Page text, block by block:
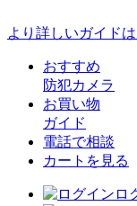
より詳しいガイド
おすすめ
防犯カメラ
お買い物
ガイド
電話で相談
カートを見る
ロ